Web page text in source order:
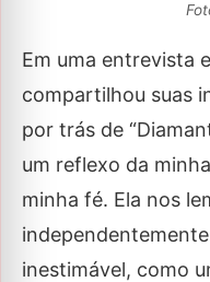
Em uma entrevista
compartilhou suas
por trás de
um reflexo da
minha fé. Ela nos
inestimável, como